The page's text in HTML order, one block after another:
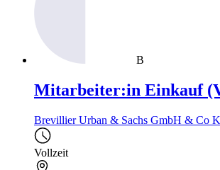
B
Mitarbeiter:in Einkauf
Brevillier Urban & Sachs GmbH & Co
Vollzeit